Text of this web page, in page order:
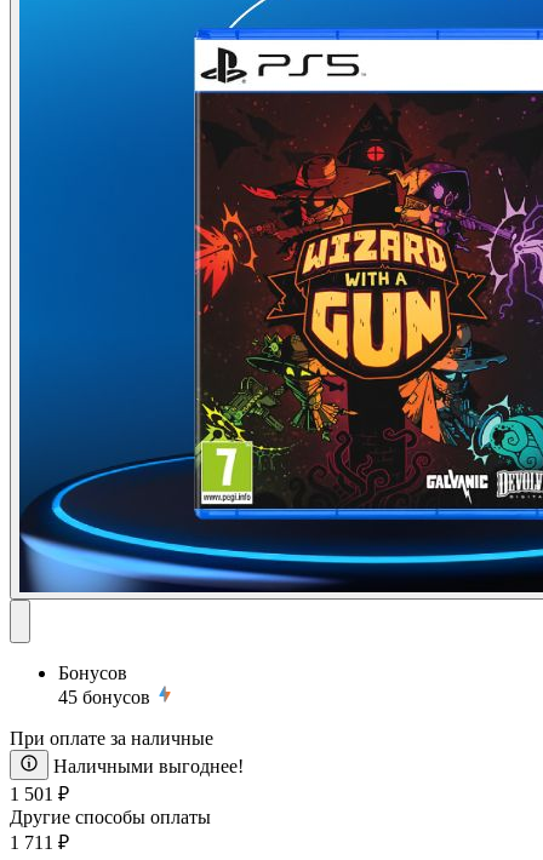
Бонусов
45 бонусов
При оплате за наличные
Наличными выгоднее!
1 501 ₽
Другие способы оплаты
1 711 ₽